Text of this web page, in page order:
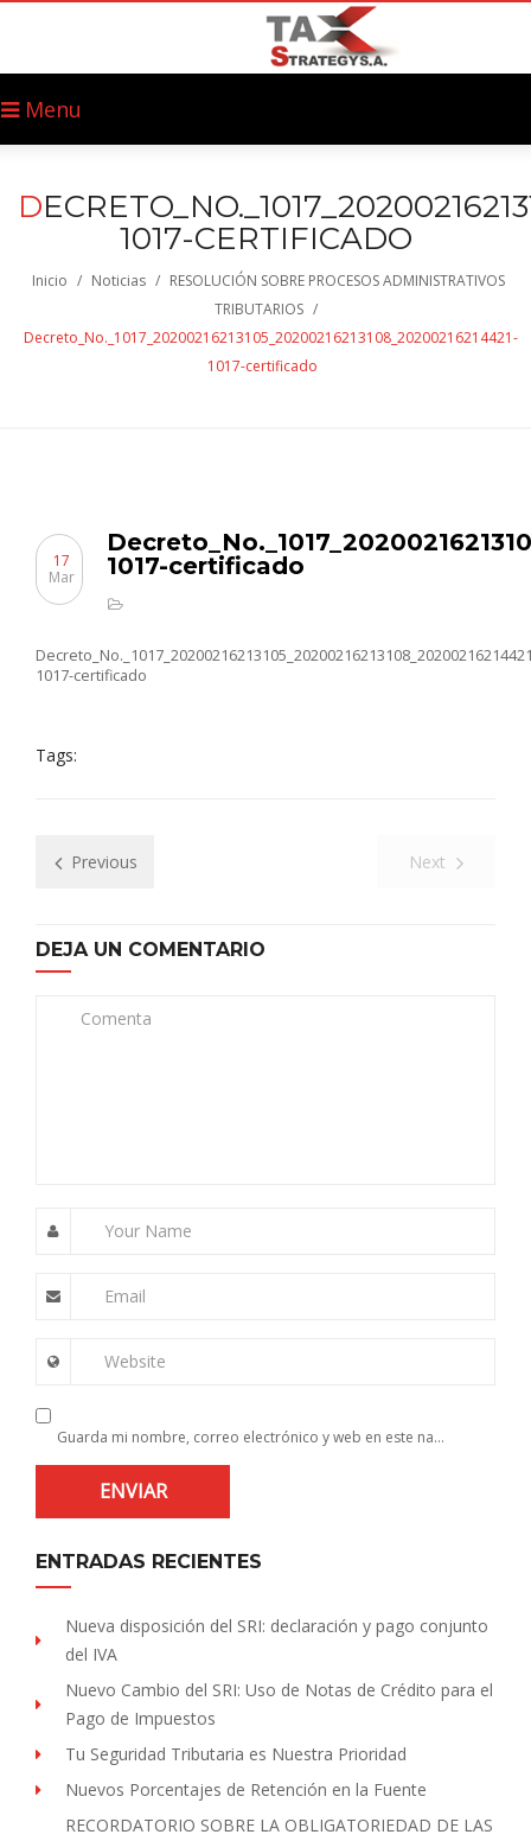
Menu
D
1017-CERTIFICADO
Inicio / Noticias / RESOLUCIÓN SOBRE PROCESOS ADMINISTRATIVOS
TRIBUTARIOS /
Decreto_No._1017_20200216213105_20200216213108_20200216214421-
1017-certificado
1017-certificado
17
Mar
1017-certificado
Tags:
Previous Next
DEJA UN COMENTARIO
Comenta
Your Name
Email
Website
Guarda mi nombre, correo electrónico y web en este navegador para la próxima vez que comente.
ENTRADAS RECIENTES
Nueva disposición del SRI: declaración y pago conjunto
del IVA
Nuevo Cambio del SRI: Uso de Notas de Crédito para el
Pago de Impuestos
Tu Seguridad Tributaria es Nuestra Prioridad
Nuevos Porcentajes de Retención en la Fuente
RECORDATORIO SOBRE LA OBLIGATORIEDAD DE LAS